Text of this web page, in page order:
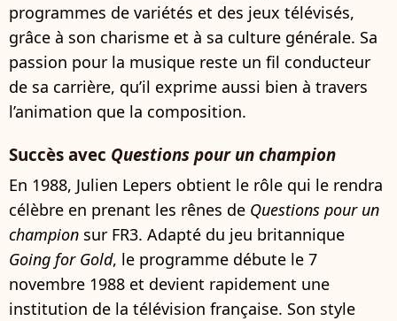
programmes de variétés et des jeux télévisés,
grâce à son charisme et à sa culture générale. Sa
passion pour la musique reste un fil conducteur
de sa carrière, qu’il exprime aussi bien à travers
l’animation que la composition.
Succès avec Questions pour un champion
En 1988, Julien Lepers obtient le rôle qui le rendra
célèbre en prenant les rênes de Questions pour un
champion sur FR3. Adapté du jeu britannique
Going for Gold, le programme débute le 7
novembre 1988 et devient rapidement une
institution de la télévision française. Son style